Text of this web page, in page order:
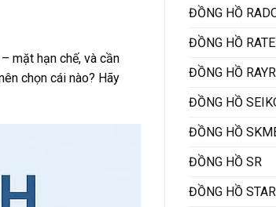
mặt hạn chế, và cần
chọn cái nào? Hãy
ĐỒNG HỒ
ĐỒNG HỒ RATE
ĐỒNG HỒ
ĐỒNG HỒ
ĐỒNG HỒ
ĐỒNG HỒ SR
ĐỒNG HỒ